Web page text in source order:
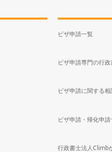
ビザ申請一覧
ビザ申請専門の行
ビザ申請に関する
ビザ申請・帰化申
行政書士法人Climb